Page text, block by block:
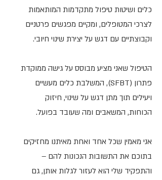
כלים ושיטות טיפול מתקדמות המותאמות
לצרכי המטופלים, ומקיים מפגשים פרטניים
וקבוצתיים עם דגש על יצירת שינוי חיובי. ​
הטיפול שאני מציע מבוסס על גישה ממוקדת
פתרון (SFBT), המשלבת כלים מעשיים
ויעילים תוך מתן דגש על שינוי, חיזוק
הכוחות, המשאבים ומה שעובד בפועל.
אני מאמין שכל אחד ואחת מאיתנו מחזיקים
בתוכם את התשובות הנכונות להם –
והתפקיד שלי הוא לעזור לגלות אותן, גם